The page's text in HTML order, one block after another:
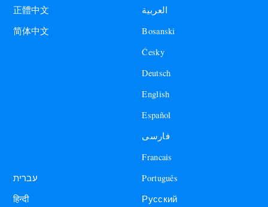
正體中文
简体中文
العربية
Bosanski
Česky
Deutsch
English
Español
فارسی
Francais
עברית
हिन्दी
Português
Русский